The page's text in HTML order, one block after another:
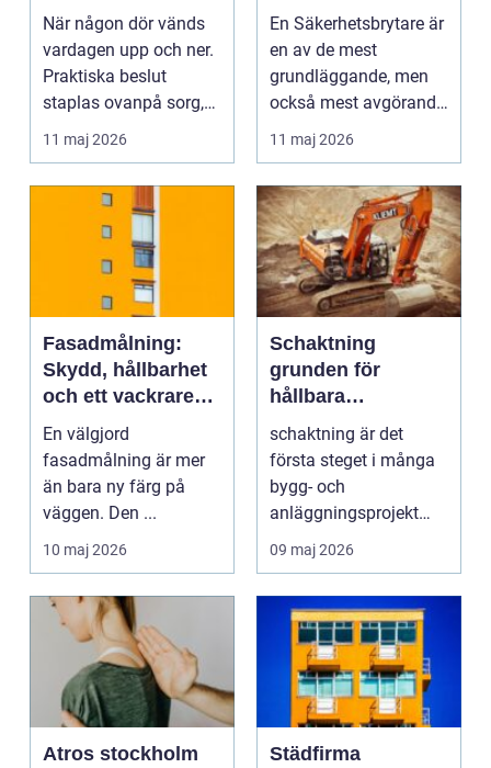
trygghet när livet
förändras
När någon dör vänds
vardagen upp och ner.
Praktiska beslut
staplas ovanpå sorg,
chock och trötthet. ...
11 maj 2026
driftsäker
anläggning
En Säkerhetsbrytare är
en av de mest
grundläggande, men
också mest avgörande,
komponenterna i en
11 maj 2026
Fasadmålning:
Skydd, hållbarhet
och ett vackrare
hem genom att
måla hus
En välgjord
fasadmålning är mer
än bara ny färg på
väggen. Den ...
10 maj 2026
Schaktning
grunden för
hållbara
byggprojekt
schaktning är det
första steget i många
bygg- och
anläggningsprojekt
och lägger
bokstavligen
grunden...
09 maj 2026
Atros stockholm
Städfirma